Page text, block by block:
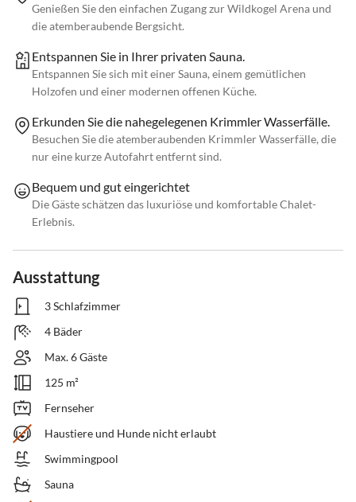
Genießen Sie den einfachen Zugang zur Wildkogel Arena und
die atemberaubende Bergsicht.
Entspannen Sie in Ihrer privaten Sauna.
Entspannen Sie sich mit einer Sauna, einem gemütlichen
Holzofen und einer modernen offenen Küche.
Erkunden Sie die nahegelegenen Krimmler Wasserfälle.
Besuchen Sie die atemberaubenden Krimmler Wasserfälle, die
nur eine kurze Autofahrt entfernt sind.
Bequem und gut eingerichtet
Die Gäste schätzen das luxuriöse und komfortable Chalet-
Erlebnis.
Ausstattung
3 Schlafzimmer
4 Bäder
Max. 6 Gäste
125 m²
Fernseher
Haustiere und Hunde nicht erlaubt
Swimmingpool
Sauna